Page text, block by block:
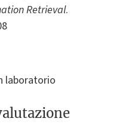
Retrieval.
laboratorio